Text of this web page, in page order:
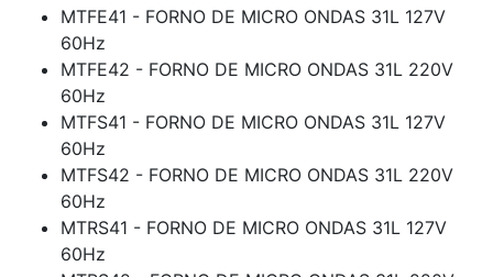
MTFE41 - FORNO DE MICRO ONDAS 31L 127V
60Hz
MTFE42 - FORNO DE MICRO ONDAS 31L 220V
60Hz
MTFS41 - FORNO DE MICRO ONDAS 31L 127V
60Hz
MTFS42 - FORNO DE MICRO ONDAS 31L 220V
60Hz
MTRS41 - FORNO DE MICRO ONDAS 31L 127V
60Hz